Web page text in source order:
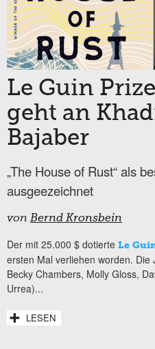
Le Guin
geht an
Bajaber
„The House of Rust“ als
ausgeezeichnet
von Bernd Kronsbein
Der mit 25.000 $ dotierte Le
ersten Mal verliehen worden.
Becky Chambers, Molly Gloss,
Urrea)...
LESEN